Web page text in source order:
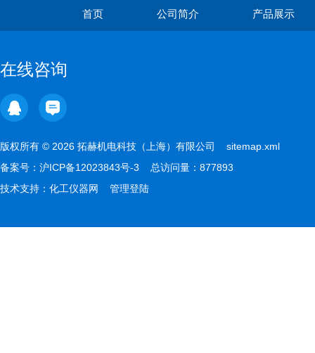
首页 公司简介 产品展示
在线咨询
版权所有 © 2026 拓赫机电科技（上海）有限公司 sitemap.xml
备案号： 沪ICP备12023843号-3 总访问量：877893
技术支持： 化工仪器网 管理登陆